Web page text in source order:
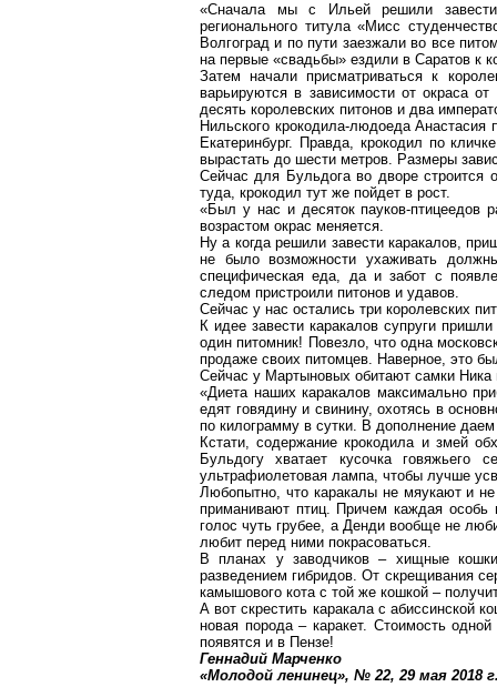
«Сначала мы с Ильей решили завести
регионального титула «Мисс
Волгоград и по пути заезжали во все
на первые «свадьбы» ездили в Саратов к
Затем начали присматриваться к
варьируются в зависимости от окраса
десять королевских питонов и два
Нильского крокодила-людоеда
Екатеринбург. Правда, крокодил по
вырастать до шести метров. Размеры
Сейчас для Бульдога во дворе строится
туда, крокодил тут же пойдет в рост.
«Был у нас и десяток пауков-птицеедов
возрастом окрас меняется.
Ну а когда решили завести каракалов,
не было возможности ухаживать
специфическая еда, да и забот с
следом пристроили питонов и удавов.
Сейчас у нас остались три королевских
К идее завести каракалов супруги
один питомник! Повезло, что одна
продаже своих питомцев. Наверное, это
Сейчас у Мартыновых обитают самки Ника
«Диета наших каракалов максимально
едят говядину и свинину, охотясь в
по килограмму в сутки. В дополнение
Кстати, содержание крокодила и змей
Бульдогу хватает кусочка
ультрафиолетовая лампа, чтобы лучше
Любопытно, что каракалы не мяукают и
приманивают птиц. Причем каждая особь
голос чуть грубее, а Денди вообще не
любит перед ними покрасоваться.
В планах у заводчиков – хищные
разведением гибридов. От скрещивания
камышового кота с той же кошкой –
А вот скрестить каракала с абиссинской
новая порода – каракет. Стоимость
появятся и в Пензе!
Геннадий Марченко
«Молодой ленинец», № 22, 29 мая2018 г